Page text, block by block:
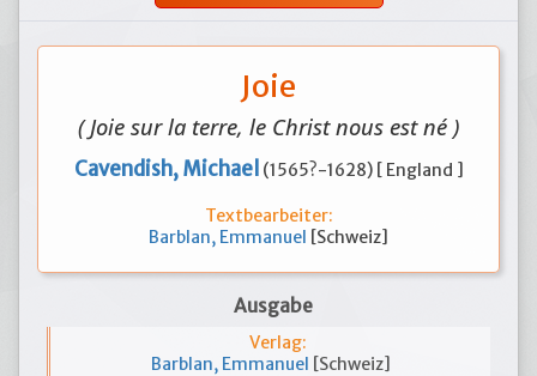
Joie
( Joie sur la terre, le Christ nous est né )
Cavendish, Michael (1565?-1628) [ England ]
Textbearbeiter:
Barblan, Emmanuel [Schweiz]
Ausgabe
Verlag:
Barblan, Emmanuel [Schweiz]